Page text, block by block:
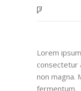
Lorem
consectetur
non magna.
fermentum.